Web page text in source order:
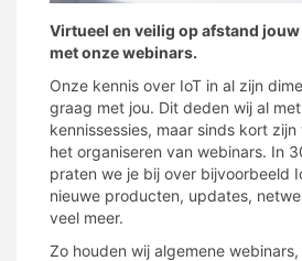
Virtueel en veilig op afstand
met onze webinars.
Onze kennis over IoT in al zijn
graag met jou. Dit deden wij al
kennissessies, maar sinds kort
het organiseren van webinars. In
praten we je bij over bijvoorbeeld
nieuwe producten, updates,
veel meer.
Zo houden wij algemene